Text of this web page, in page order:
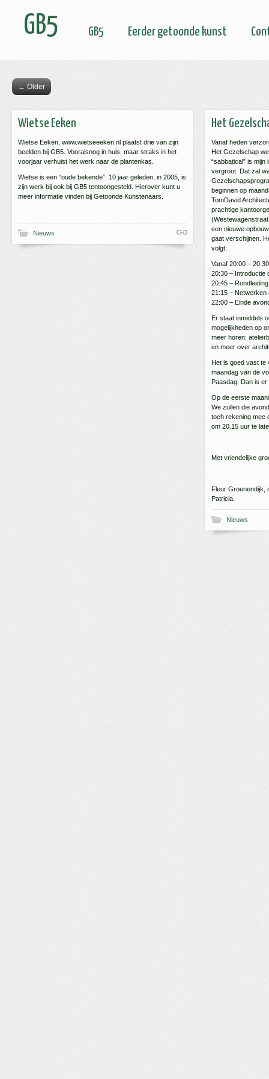
GB5 GB5 Eerder getoonde kunst
← Older
Wietse Eeken
Wietse Eeken, www.wietseeeken.nl plaatst drie van zijn
beelden bij GB5. Vooralsnog in huis, maar straks in het
voorjaar verhuist het werk naar de plantenkas.
Wietse is een “oude bekende”: 10 jaar geleden, in 2005, is
zijn werk bij ook bij GB5 tentoongesteld. Hierover kunt u
meer informatie vinden bij Getoonde Kunstenaars.
Nieuws
Het
Vanaf heden
Het Gezelschap
“sabbatical” is
vergroot. Dat zal
beginnen op
TomDavid
prachtige
een nieuwe
gaat verschijnen.
volgt:
Vanaf 20:00 –
20:30 – Introductie
20:45 –
21:15 – Netwerken
22:00 – Einde
Er staat inmiddels
mogelijkheden op
meer horen:
en meer over
Het is goed vast te
maandag van de
Paasdag. Dan is
Op de eerste
We zullen die
toch rekening mee
om 20.15 uur te
Met vriendelijke
Fleur Groenendijk,
Patricia.
Nieuws